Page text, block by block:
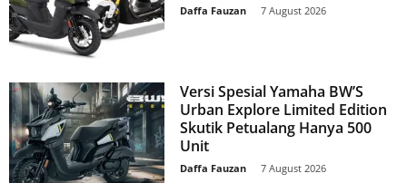
Daffa Fauzan 7 August 2026
Versi Spesial Yamaha BW’S
Urban Explore Limited Edition
Skutik Petualang Hanya 500
Unit
Daffa Fauzan 7 August 2026